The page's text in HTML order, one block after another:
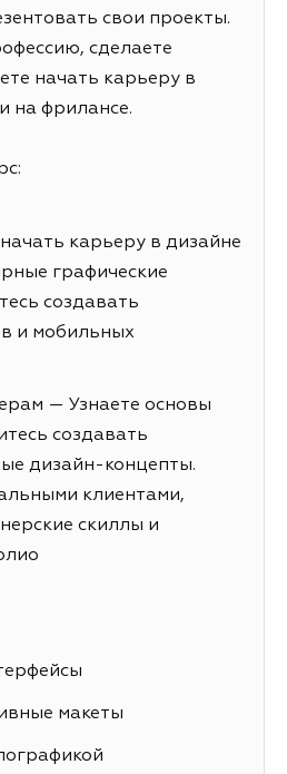
свои проекты.
сделаете
начать карьеру в
на фрилансе.
начать карьеру в дизайне
графические
создавать
и мобильных
— Узнаете основы
создавать
дизайн-концепты.
клиентами,
скиллы и
макеты